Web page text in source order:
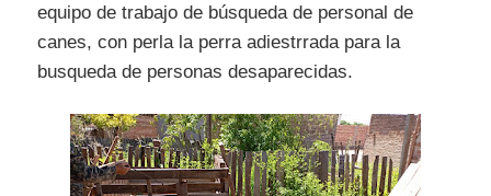
equipo de trabajo de búsqueda de personal de
canes, con perla la perra adiestrrada para la
busqueda de personas desaparecidas.